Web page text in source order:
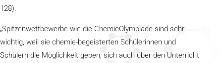
128).
„Spitzenwettbewerbe wie die ChemieOlympiade sind sehr
wichtig, weil sie chemie-begeisterten Schülerinnen und
Schülern die Möglichkeit geben, sich auch über den Unterricht